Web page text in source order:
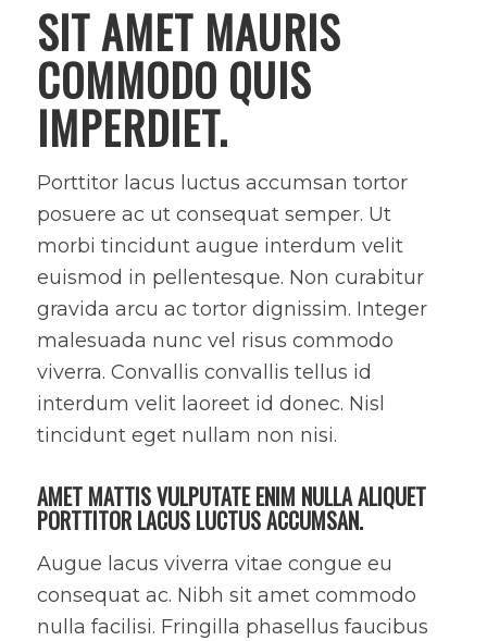
SIT AMET MAURIS
COMMODO QUIS
IMPERDIET.
Porttitor lacus luctus accumsan tortor
posuere ac ut consequat semper. Ut
morbi tincidunt augue interdum velit
euismod in pellentesque. Non curabitur
gravida arcu ac tortor dignissim. Integer
malesuada nunc vel risus commodo
viverra. Convallis convallis tellus id
interdum velit laoreet id donec. Nisl
tincidunt eget nullam non nisi.
AMET MATTIS VULPUTATE ENIM NULLA ALIQUET
PORTTITOR LACUS LUCTUS ACCUMSAN.
Augue lacus viverra vitae congue eu
consequat ac. Nibh sit amet commodo
nulla facilisi. Fringilla phasellus faucibus